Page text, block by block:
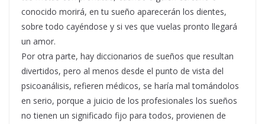
conocido morirá, en tu sueño aparecerán los dientes,
sobre todo cayéndose y si ves que vuelas pronto llegará
un amor.
Por otra parte, hay diccionarios de sueños que resultan
divertidos, pero al menos desde el punto de vista del
psicoanálisis, refieren médicos, se haría mal tomándolos
en serio, porque a juicio de los profesionales los sueños
no tienen un significado fijo para todos, provienen de